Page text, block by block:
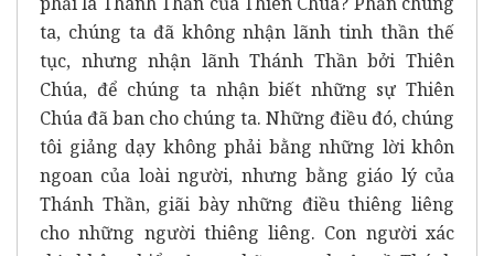
ta, chúng ta đã không nhận lãnh tinh thần thế
tục, nhưng nhận lãnh Thánh Thần bởi Thiên
Chúa, để chúng ta nhận biết những sự Thiên
Chúa đã ban cho chúng ta. Những điều đó, chúng
tôi giảng dạy không phải bằng những lời khôn
ngoan của loài người, nhưng bằng giáo lý của
Thánh Thần, giãi bày những điều thiêng liêng
cho những người thiêng liêng. Con người xác